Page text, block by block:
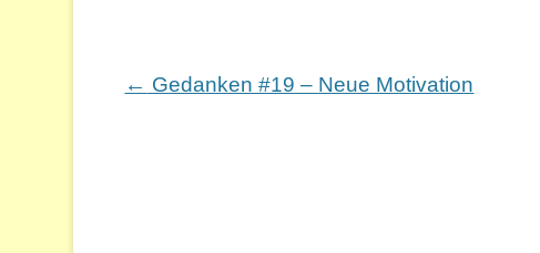
Beitragsnavigation
← Gedanken #19 – Neue Motivation